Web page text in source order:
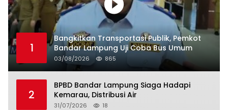
1
Bangkitkan Transportasi Publik, Pemkot
Bandar Lampung Uji Coba Bus Umum
03/08/2026 865
2
BPBD Bandar Lampung Siaga Hadapi
Kemarau, Distribusi Air
31/07/2026 18